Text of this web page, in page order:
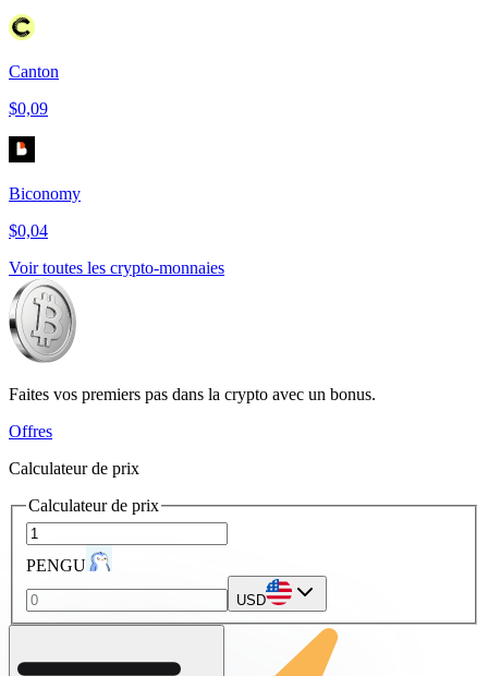
Canton
$0,09
Biconomy
$0,04
Voir toutes les crypto-monnaies
Faites vos premiers pas dans la crypto avec un bonus.
Offres
Calculateur de prix
Calculateur de prix
PENGU
USD